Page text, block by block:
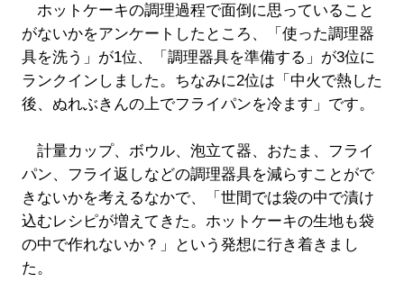
ホットケーキの調理過程で面倒に思っていること
がないかをアンケートしたところ、「使った調理器
具を洗う」が1位、「調理器具を準備する」が3位に
ランクインしました。ちなみに2位は「中火で熱した
後、ぬれぶきんの上でフライパンを冷ます」です。
計量カップ、ボウル、泡立て器、おたま、フライ
パン、フライ返しなどの調理器具を減らすことがで
きないかを考えるなかで、「世間では袋の中で漬け
込むレシピが増えてきた。ホットケーキの生地も袋
の中で作れないか？」という発想に行き着きまし
た。